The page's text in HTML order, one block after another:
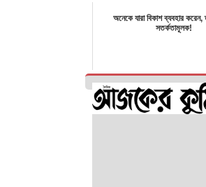
অনেকে যারা বিকাশ ব্যবহার করেন,
সতর্কতামূলক!